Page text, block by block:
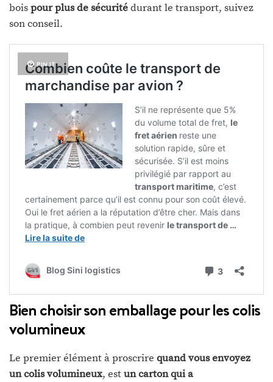
boispour plus de sécuritédurant le transport, suivez
son conseil.
PIN IT
Bien choisir son emballage pour les colis
volumineux
Le premier élément à proscrire quand vous envoyez
un colis volumineux, estun carton qui a